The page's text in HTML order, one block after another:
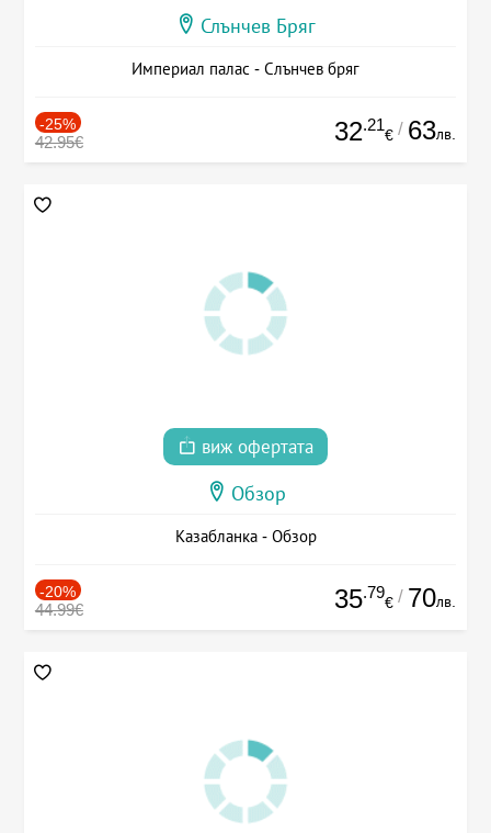
Слънчев Бряг
Империал палас - Слънчев бряг
-25%
42.95€ 32.21
€ / 63лв.
виж офертата
Обзор
Казабланка - Обзор
-20%
44.99€ 35.79
€ / 70лв.